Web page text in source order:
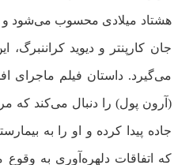
هشتاد میلادی محسوب می‌شود و
جان کارپنتر و دیوید کراننبرگ،
می‌گیرد. داستان فیلم ماجرای
(آرون پول) را دنبال می‌کند که
جاده پیدا کرده و او را به
که اتفاقات دلهره‌آوری به